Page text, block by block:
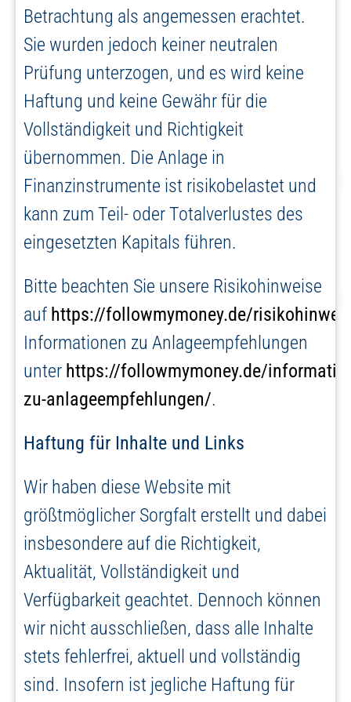
Betrachtung als angemessen erachtet.
Sie wurden jedoch keiner neutralen
Prüfung unterzogen, und es wird keine
Haftung und keine Gewähr für die
Vollständigkeit und Richtigkeit
übernommen. Die Anlage in
Finanzinstrumente ist risikobelastet und
kann zum Teil- oder Totalverlustes des
eingesetzten Kapitals führen.
Bitte beachten Sie unsere Risikohinweise
auf https://followmymoney.de/
Informationen zu Anlageempfehlungen
unter https://followmymoney.de/
zu-anlageempfehlungen/.
Haftung für Inhalte und Links
Wir haben diese Website mit
größtmöglicher Sorgfalt erstellt und dabei
insbesondere auf die Richtigkeit,
Aktualität, Vollständigkeit und
Verfügbarkeit geachtet. Dennoch können
wir nicht ausschließen, dass alle Inhalte
stets fehlerfrei, aktuell und vollständig
sind. Insofern ist jegliche Haftung für